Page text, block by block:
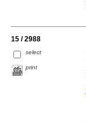
15 / 2988
select
print